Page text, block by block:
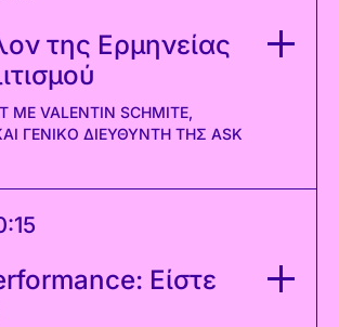
της Ερμηνείας
ΜΕ VALENTIN SCHMITE,
ΓΕΝΙΚΌ ΔΙΕΥΘΥΝΤΉ ΤΗΣ ASK
Είστε